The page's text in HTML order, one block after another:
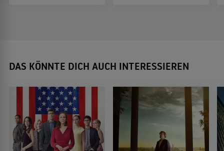
DAS KÖNNTE DICH AUCH INTERESSIEREN